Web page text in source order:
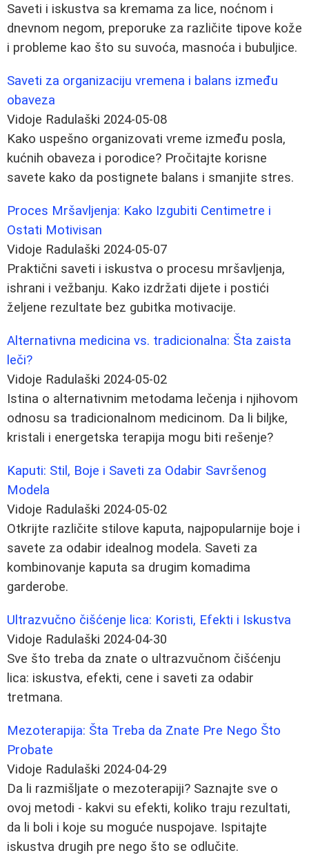
Saveti i iskustva sa kremama za lice, noćnom i
dnevnom negom, preporuke za različite tipove kože
i probleme kao što su suvoća, masnoća i bubuljice.
Saveti za organizaciju vremena i balans između
obaveza
Vidoje Radulaški 2024-05-08
Kako uspešno organizovati vreme između posla,
kućnih obaveza i porodice? Pročitajte korisne
savete kako da postignete balans i smanjite stres.
Proces Mršavljenja: Kako Izgubiti Centimetre i
Ostati Motivisan
Vidoje Radulaški 2024-05-07
Praktični saveti i iskustva o procesu mršavljenja,
ishrani i vežbanju. Kako izdržati dijete i postići
željene rezultate bez gubitka motivacije.
Alternativna medicina vs. tradicionalna: Šta zaista
leči?
Vidoje Radulaški 2024-05-02
Istina o alternativnim metodama lečenja i njihovom
odnosu sa tradicionalnom medicinom. Da li biljke,
kristali i energetska terapija mogu biti rešenje?
Kaputi: Stil, Boje i Saveti za Odabir Savršenog
Modela
Vidoje Radulaški 2024-05-02
Otkrijte različite stilove kaputa, najpopularnije boje i
savete za odabir idealnog modela. Saveti za
kombinovanje kaputa sa drugim komadima
garderobe.
Ultrazvučno čišćenje lica: Koristi, Efekti i Iskustva
Vidoje Radulaški 2024-04-30
Sve što treba da znate o ultrazvučnom čišćenju
lica: iskustva, efekti, cene i saveti za odabir
tretmana.
Mezoterapija: Šta Treba da Znate Pre Nego Što
Probate
Vidoje Radulaški 2024-04-29
Da li razmišljate o mezoterapiji? Saznajte sve o
ovoj metodi - kakvi su efekti, koliko traju rezultati,
da li boli i koje su moguće nuspojave. Ispitajte
iskustva drugih pre nego što se odlučite.